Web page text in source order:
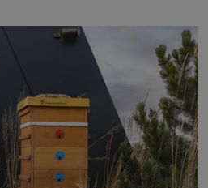
práce a hlavně klid.
z rodného města,